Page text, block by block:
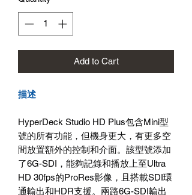
Add to Cart
描述
HyperDeck Studio HD Plus包含Mini型
號的所有功能，但機身更大，有更多空
間放置額外的控制和介面。該型號添加
了6G-SDI，能夠記錄和播放上至Ultra
HD 30fps的ProRes影像，且搭載SDI環
通輸出和HDR支援。兩路6G-SDI輸出